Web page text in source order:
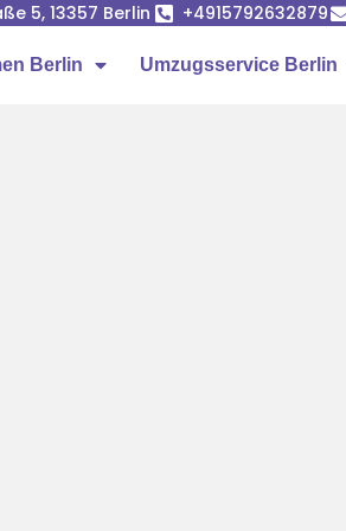
5, 13357 Berlin +4915792632879
Berlin Umzugsservice Berlin